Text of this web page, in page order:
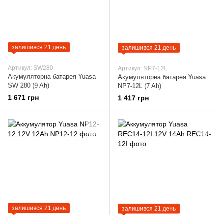
залишився 21 день
Артикул: SW280
Акумуляторна батарея Yuasa
SW 280 (9 Ah)
1 671 грн
залишився 21 день
Артикул: NP7-12L
Акумуляторна батарея Yuasa
NP7-12L (7 Ah)
1 417 грн
залишився 21 день залишився 21 день